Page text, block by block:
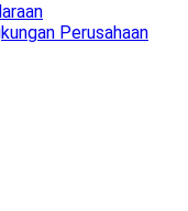
Perusahaan